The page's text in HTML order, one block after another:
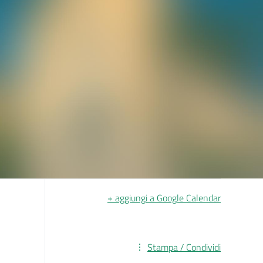
+ aggiungi a Google Calendar
Stampa / Condividi